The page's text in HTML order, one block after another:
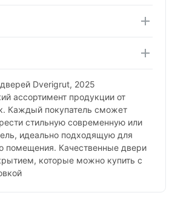
Dverigrut, 2025
ассортимент продукции от
Каждый покупатель сможет
стильную современную или
идеально подходящую для
помещения. Качественные двери
которые можно купить с